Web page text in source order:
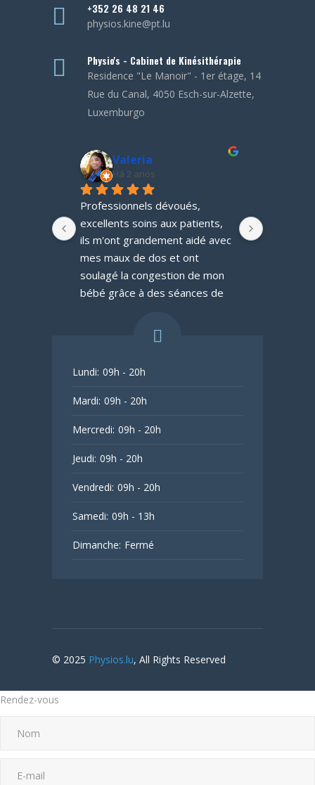
+352 26 48 21 46
physios.kine@pt.lu
Physio's - Cabinet de Kinésithérapie
Residence "Le Manoir" - 1er étage, 14
Rue du Canal, 4050 Esch-sur-Alzette,
Luxemburgo
Valeria
Há 2 anos
Professionnels dévoués,
excellents soins aux patients,
ils m'ont grandement aidé avec
mes maux de dos et ont
soulagé la congestion de mon
bébé grâce à des séances de
recommande sans réserve ce
Lundi: 09h - 20h
Mardi: 09h - 20h
Mercredi: 09h - 20h
Jeudi: 09h - 20h
Vendredi: 09h - 20h
Samedi: 09h - 13h
Dimanche: Fermé
© 2025 Physios.lu, All Rights Reserved
Rendez-vous